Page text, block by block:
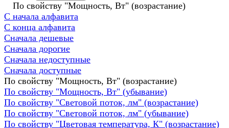
По свойству "Мощность, Вт" (возрастание)
С начала алфавита
С конца алфавита
Сначала дешевые
Сначала дорогие
Сначала недоступные
Сначала доступные
По свойству "Мощность, Вт" (возрастание)
По свойству "Мощность, Вт" (убывание)
По свойству "Световой поток, лм" (возрастание)
По свойству "Световой поток, лм" (убывание)
По свойству "Цветовая температура, К" (возрастание)